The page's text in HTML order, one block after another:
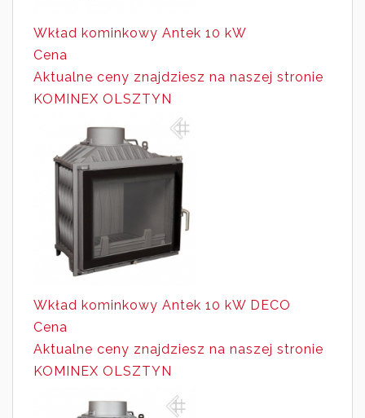
Wkład kominkowy Antek 10 kW
Cena
Aktualne ceny znajdziesz na naszej stronie
KOMINEX OLSZTYN
Wkład kominkowy Antek 10 kW DECO
Cena
Aktualne ceny znajdziesz na naszej stronie
KOMINEX OLSZTYN